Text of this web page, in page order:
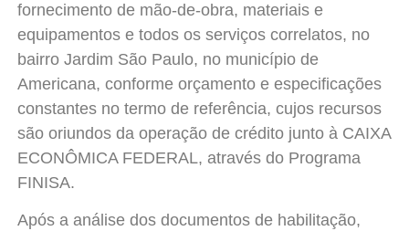
fornecimento de mão-de-obra, materiais e
equipamentos e todos os serviços correlatos, no
bairro Jardim São Paulo, no município de
Americana, conforme orçamento e especificações
constantes no termo de referência, cujos recursos
são oriundos da operação de crédito junto à CAIXA
ECONÔMICA FEDERAL, através do Programa
FINISA.
Após a análise dos documentos de habilitação,